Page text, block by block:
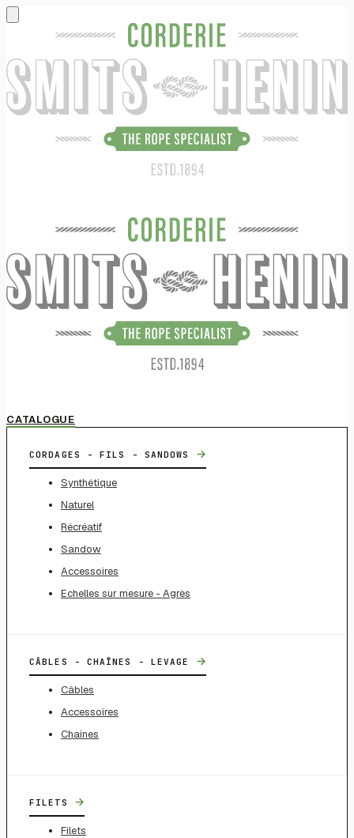
CATALOGUE
CORDAGES - FILS - SANDOWS →
Synthétique
Naturel
Récréatif
Sandow
Accessoires
Echelles sur mesure - Agrès
CÂBLES - CHAÎNES - LEVAGE →
Câbles
Accessoires
Chaines
FILETS →
Filets